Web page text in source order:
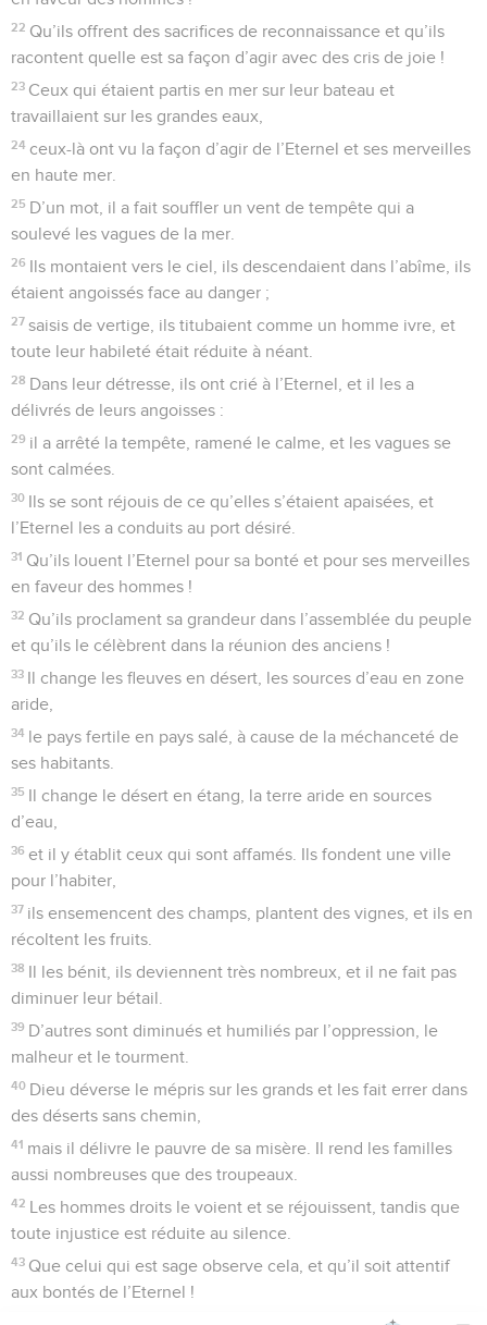
22 Qu’ils offrent des sacrifices de reconnaissance et qu’ils
racontent quelle est sa façon d’agir avec des cris de joie !
23 Ceux qui étaient partis en mer sur leur bateau et
travaillaient sur les grandes eaux,
24 ceux-là ont vu la façon d’agir de l’Eternel et ses merveilles
en haute mer.
25 D’un mot, il a fait souffler un vent de tempête qui a
soulevé les vagues de la mer.
26 Ils montaient vers le ciel, ils descendaient dans l’abîme, ils
étaient angoissés face au danger ;
27 saisis de vertige, ils titubaient comme un homme ivre, et
toute leur habileté était réduite à néant.
28 Dans leur détresse, ils ont crié à l’Eternel, et il les a
délivrés de leurs angoisses :
29 il a arrêté la tempête, ramené le calme, et les vagues se
sont calmées.
30 Ils se sont réjouis de ce qu’elles s’étaient apaisées, et
l’Eternel les a conduits au port désiré.
31 Qu’ils louent l’Eternel pour sa bonté et pour ses merveilles
en faveur des hommes !
32 Qu’ils proclament sa grandeur dans l’assemblée du peuple
et qu’ils le célèbrent dans la réunion des anciens !
33 Il change les fleuves en désert, les sources d’eau en zone
aride,
34 le pays fertile en pays salé, à cause de la méchanceté de
ses habitants.
35 Il change le désert en étang, la terre aride en sources
d’eau,
36 et il y établit ceux qui sont affamés. Ils fondent une ville
pour l’habiter,
37 ils ensemencent des champs, plantent des vignes, et ils en
récoltent les fruits.
38 Il les bénit, ils deviennent très nombreux, et il ne fait pas
diminuer leur bétail.
39 D’autres sont diminués et humiliés par l’oppression, le
malheur et le tourment.
40 Dieu déverse le mépris sur les grands et les fait errer dans
des déserts sans chemin,
41 mais il délivre le pauvre de sa misère. Il rend les familles
aussi nombreuses que des troupeaux.
42 Les hommes droits le voient et se réjouissent, tandis que
toute injustice est réduite au silence.
43 Que celui qui est sage observe cela, et qu’il soit attentif
aux bontés de l’Eternel !